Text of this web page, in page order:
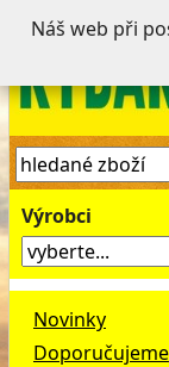
Výrobci
Novinky
Doporučujeme
Náš web při